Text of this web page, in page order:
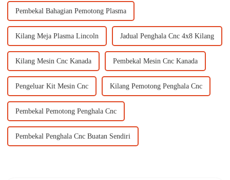
Pembekal Bahagian Pemotong Plasma
Kilang Meja Plasma Lincoln Jadual Penghala Cnc 4x8 Kilang
Kilang Mesin Cnc Kanada Pembekal Mesin Cnc Kanada
Pengeluar Kit Mesin Cnc Kilang Pemotong Penghala Cnc
Pembekal Pemotong Penghala Cnc
Pembekal Penghala Cnc Buatan Sendiri